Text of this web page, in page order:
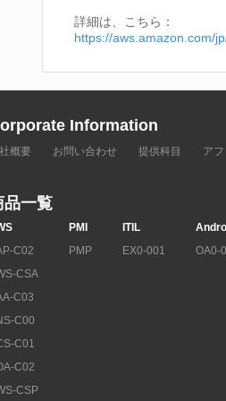
詳細は、こちら：
https://aws.amazon.com/
Information
概要 お問い合わせ 提供科目 ア
品一覧
C02
CSA
C03
C00
C01
C02
CSP
PMI
PMP
ITIL
EX0-001
OA0-